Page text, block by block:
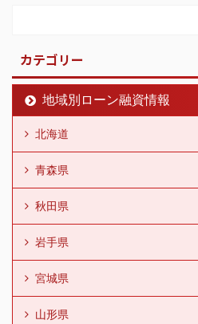
カテゴリー
地域別ローン融資情報
北海道
青森県
秋田県
岩手県
宮城県
山形県